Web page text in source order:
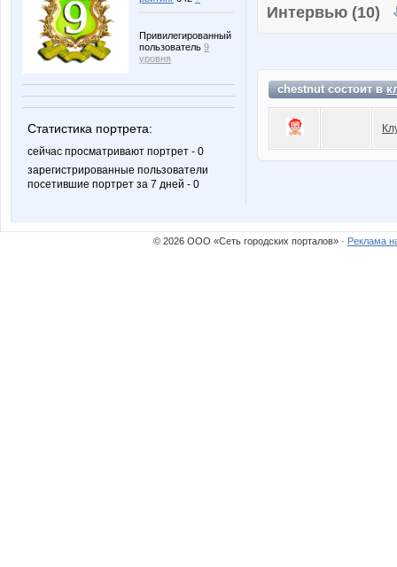
Привилегированный
пользователь 9
уровня
Статистика портрета:
сейчас просматривают портрет - 0
зарегистрированные пользователи
посетившие портрет за 7 дней - 0
Интервью (10)
chestnut состоит в
© 2026 ООО «Сеть городских порталов» · Реклама